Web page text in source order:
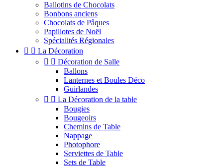
Ballotins de Chocolats
Bonbons anciens
Chocolats de Pâques
Papillotes de Noël
Spécialités Régionales
  La Décoration
  Décoration de Salle
Ballons
Lanternes et Boules Déco
Guirlandes
  La Décoration de la table
Bougies
Bougeoirs
Chemins de Table
Nappage
Photophore
Serviettes de Table
Sets de Table